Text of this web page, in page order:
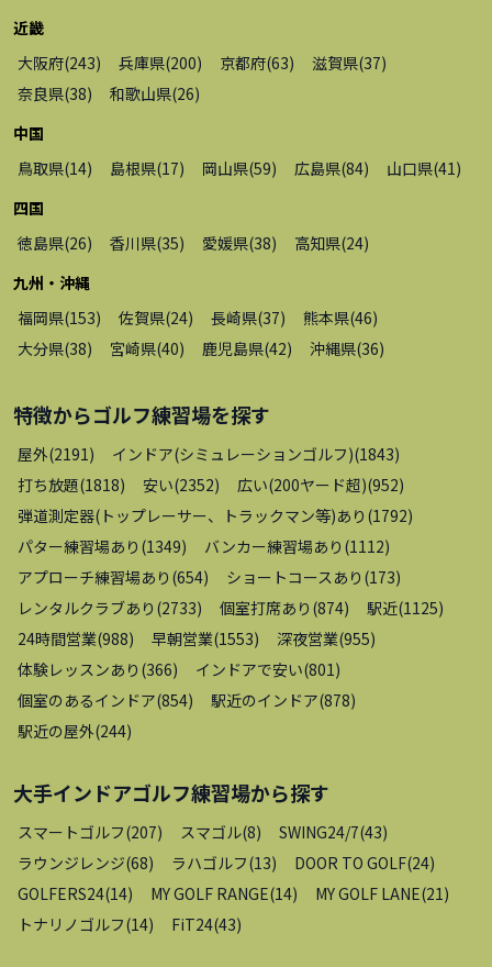
近畿
大阪府(243) 兵庫県(200) 京都府(63) 滋賀県(37)
奈良県(38) 和歌山県(26)
中国
鳥取県(14) 島根県(17) 岡山県(59) 広島県(84) 山口県(41 )
四国
徳島県(26) 香川県(35) 愛媛県(38) 高知県(24)
九州・沖縄
福岡県(153) 佐賀県(24) 長崎県(37) 熊本県(46)
大分県(38) 宮崎県(40) 鹿児島県(42) 沖縄県(36)
特徴からゴルフ練習場を探す
屋外(2191 ) インドア(シミュレーションゴルフ)(1843)
打ち放題(1818) 安い(2352) 広い(200ヤード超)(952)
弾道測定器(トップレーサー、トラックマン等)あり (1792)
パター練習場あり (1349) バンカー練習場あり (1112)
アプローチ練習場あり (654) ショートコースあり (173)
レンタルクラブあり (2733) 個室打席あり (874) 駅近(1125)
24時間営業(988) 早朝営業(1553) 深夜営業(955)
体験レッスンあり (366) インドアで安い(801 )
個室のあるインドア(854) 駅近のインドア(878)
駅近の屋外(244)
大手インドアゴルフ練習場から探す
スマートゴルフ(207) スマゴル(8) SWING24/7(43)
ラウンジレンジ(68) ラハゴルフ(13) DOOR TO GOLF(24)
GOLFERS24(14) MY GOLF RANGE(14) MY GOLF LANE(21 )
トナリノゴルフ(14) FiT24(43)